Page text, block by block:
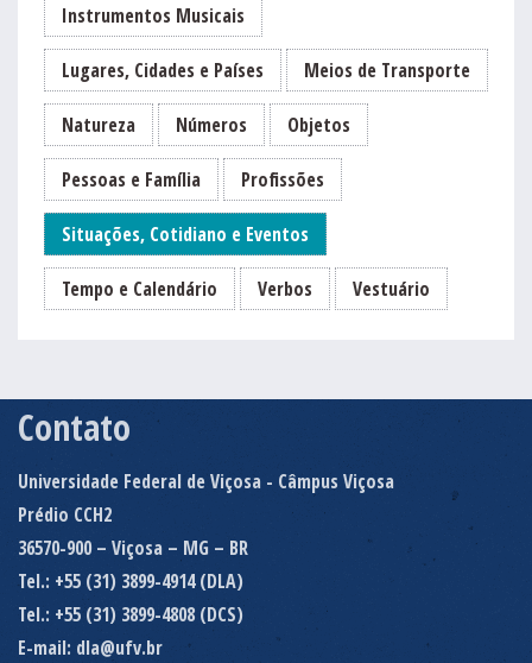
Instrumentos Musicais
Lugares, Cidades e Países Meios de Transporte
Natureza Números Objetos
Pessoas e Família Profissões
Situações, Cotidiano e Eventos
Tempo e Calendário Verbos Vestuário
Contato
Universidade Federal de Viçosa - Câmpus Viçosa
Prédio CCH2
36570-900 – Viçosa – MG – BR
Tel.: +55 (31) 3899-4914 (DLA)
Tel.: +55 (31) 3899-4808 (DCS)
E-mail: dla@ufv.br